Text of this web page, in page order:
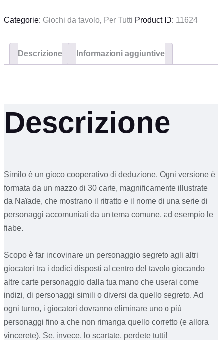
Categorie: Giochi da tavolo, Per Tutti Product ID: 11624
Descrizione Informazioni aggiuntive
Descrizione
Similo è un gioco cooperativo di deduzione. Ogni versione è
formata da un mazzo di 30 carte, magnificamente illustrate
da Naïade, che mostrano il ritratto e il nome di una serie di
personaggi accomuniati da un tema comune, ad esempio le
fiabe.
Scopo è far indovinare un personaggio segreto agli altri
giocatori tra i dodici disposti al centro del tavolo giocando
altre carte personaggio dalla tua mano che userai come
indizi, di personaggi simili o diversi da quello segreto. Ad
ogni turno, i giocatori dovranno eliminare uno o più
personaggi fino a che non rimanga quello corretto (e allora
vincerete). Se, invece, lo scartate, perdete tutti!